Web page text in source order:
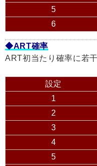
5
6
◆ART確率
ART初当たり確率に若
設定
1
2
3
4
5